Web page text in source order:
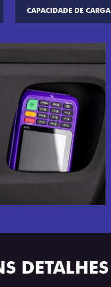
CAPACIDADE DE CARGA
DETALHES